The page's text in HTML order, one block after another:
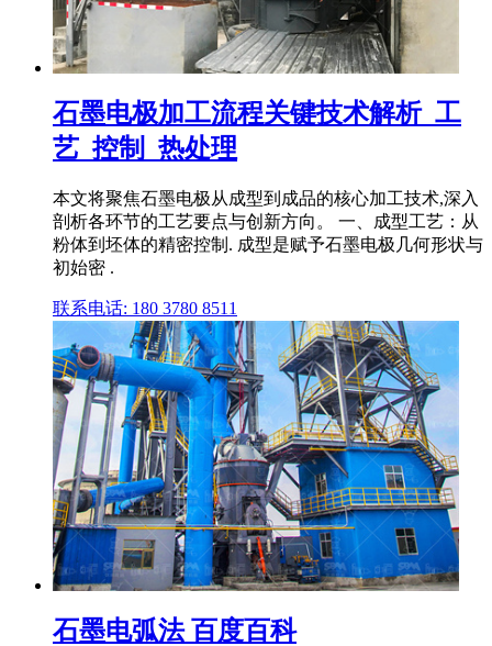
石墨电极加工流程关键技术解析_工
艺_控制_热处理
本文将聚焦石墨电极从成型到成品的核心加工技术,深入
剖析各环节的工艺要点与创新方向。 一、成型工艺：从
粉体到坯体的精密控制. 成型是赋予石墨电极几何形状与
初始密 .
联系电话: 180 3780 8511
石墨电弧法 百度百科